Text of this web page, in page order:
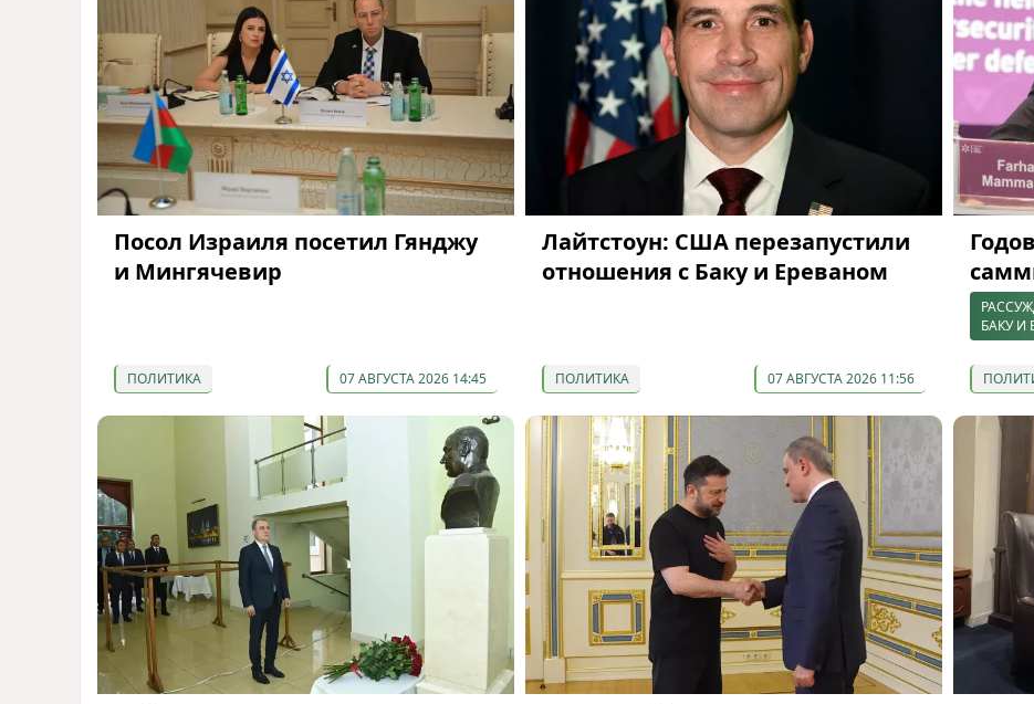
Посол Израиля посетил Гянджу
и Мингячевир
ПОЛИТИКА 07 АВГУСТА 2026 14:45
Лайтстоун: США перезапустили
отношения с Баку и Ереваном
ПОЛИТИКА 07 АВГУСТА 2026 11:56
БАКУ И